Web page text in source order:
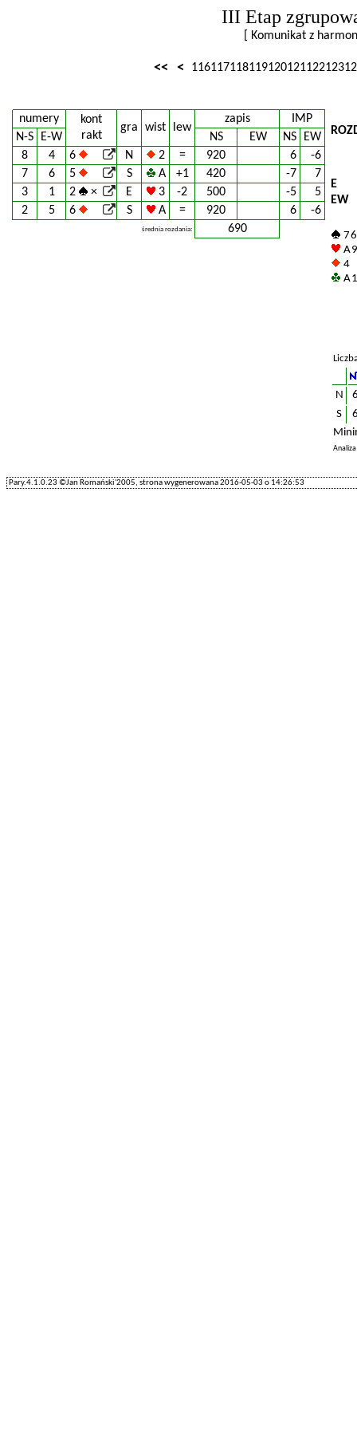
III Etap
[ Komunikat z
<< < 116117118119120121122123
numery
kont
rakt
gra wist lew
zapis
IMP
N-S
E-W NS EW NS
EW
8
4 6 N 2 = 920 6
-6
7
6 5 S A +1 420 -7
7
3
1 2 × E 3 -2 500 -5
5
2
5 6 S A = 920 6 -6
średnia rozdania: 690
E
EW
7 6
A
4
A
N
S
Pary.4.1.0.23 ©Jan Romański'2005, strona wygenerowana 2016-05-03 o 14:26:53